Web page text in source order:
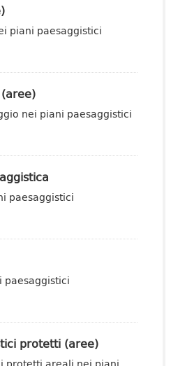
piani paesaggistici
nei piani paesaggistici
paesaggistici
paesaggistici
protetti (aree)